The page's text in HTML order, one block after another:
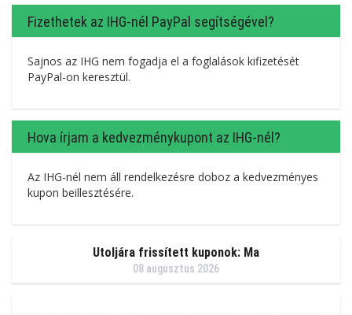
Fizethetek az IHG-nél PayPal segítségével?
Sajnos az IHG nem fogadja el a foglalások kifizetését
PayPal-on keresztül.
Hova írjam a kedvezménykupont az IHG-nél?
Az IHG-nél nem áll rendelkezésre doboz a kedvezményes
kupon beillesztésére.
Utoljára frissített kuponok: Ma
08 augusztus 2026